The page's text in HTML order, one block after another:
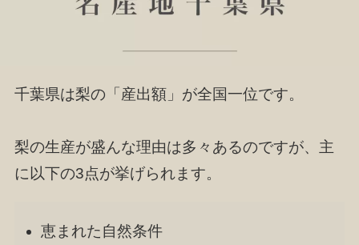
千葉県は梨の「産出額」が全国一位です。
梨の生産が盛んな理由は多々あるのですが、主
に以下の3点が挙げられます。
恵まれた自然条件